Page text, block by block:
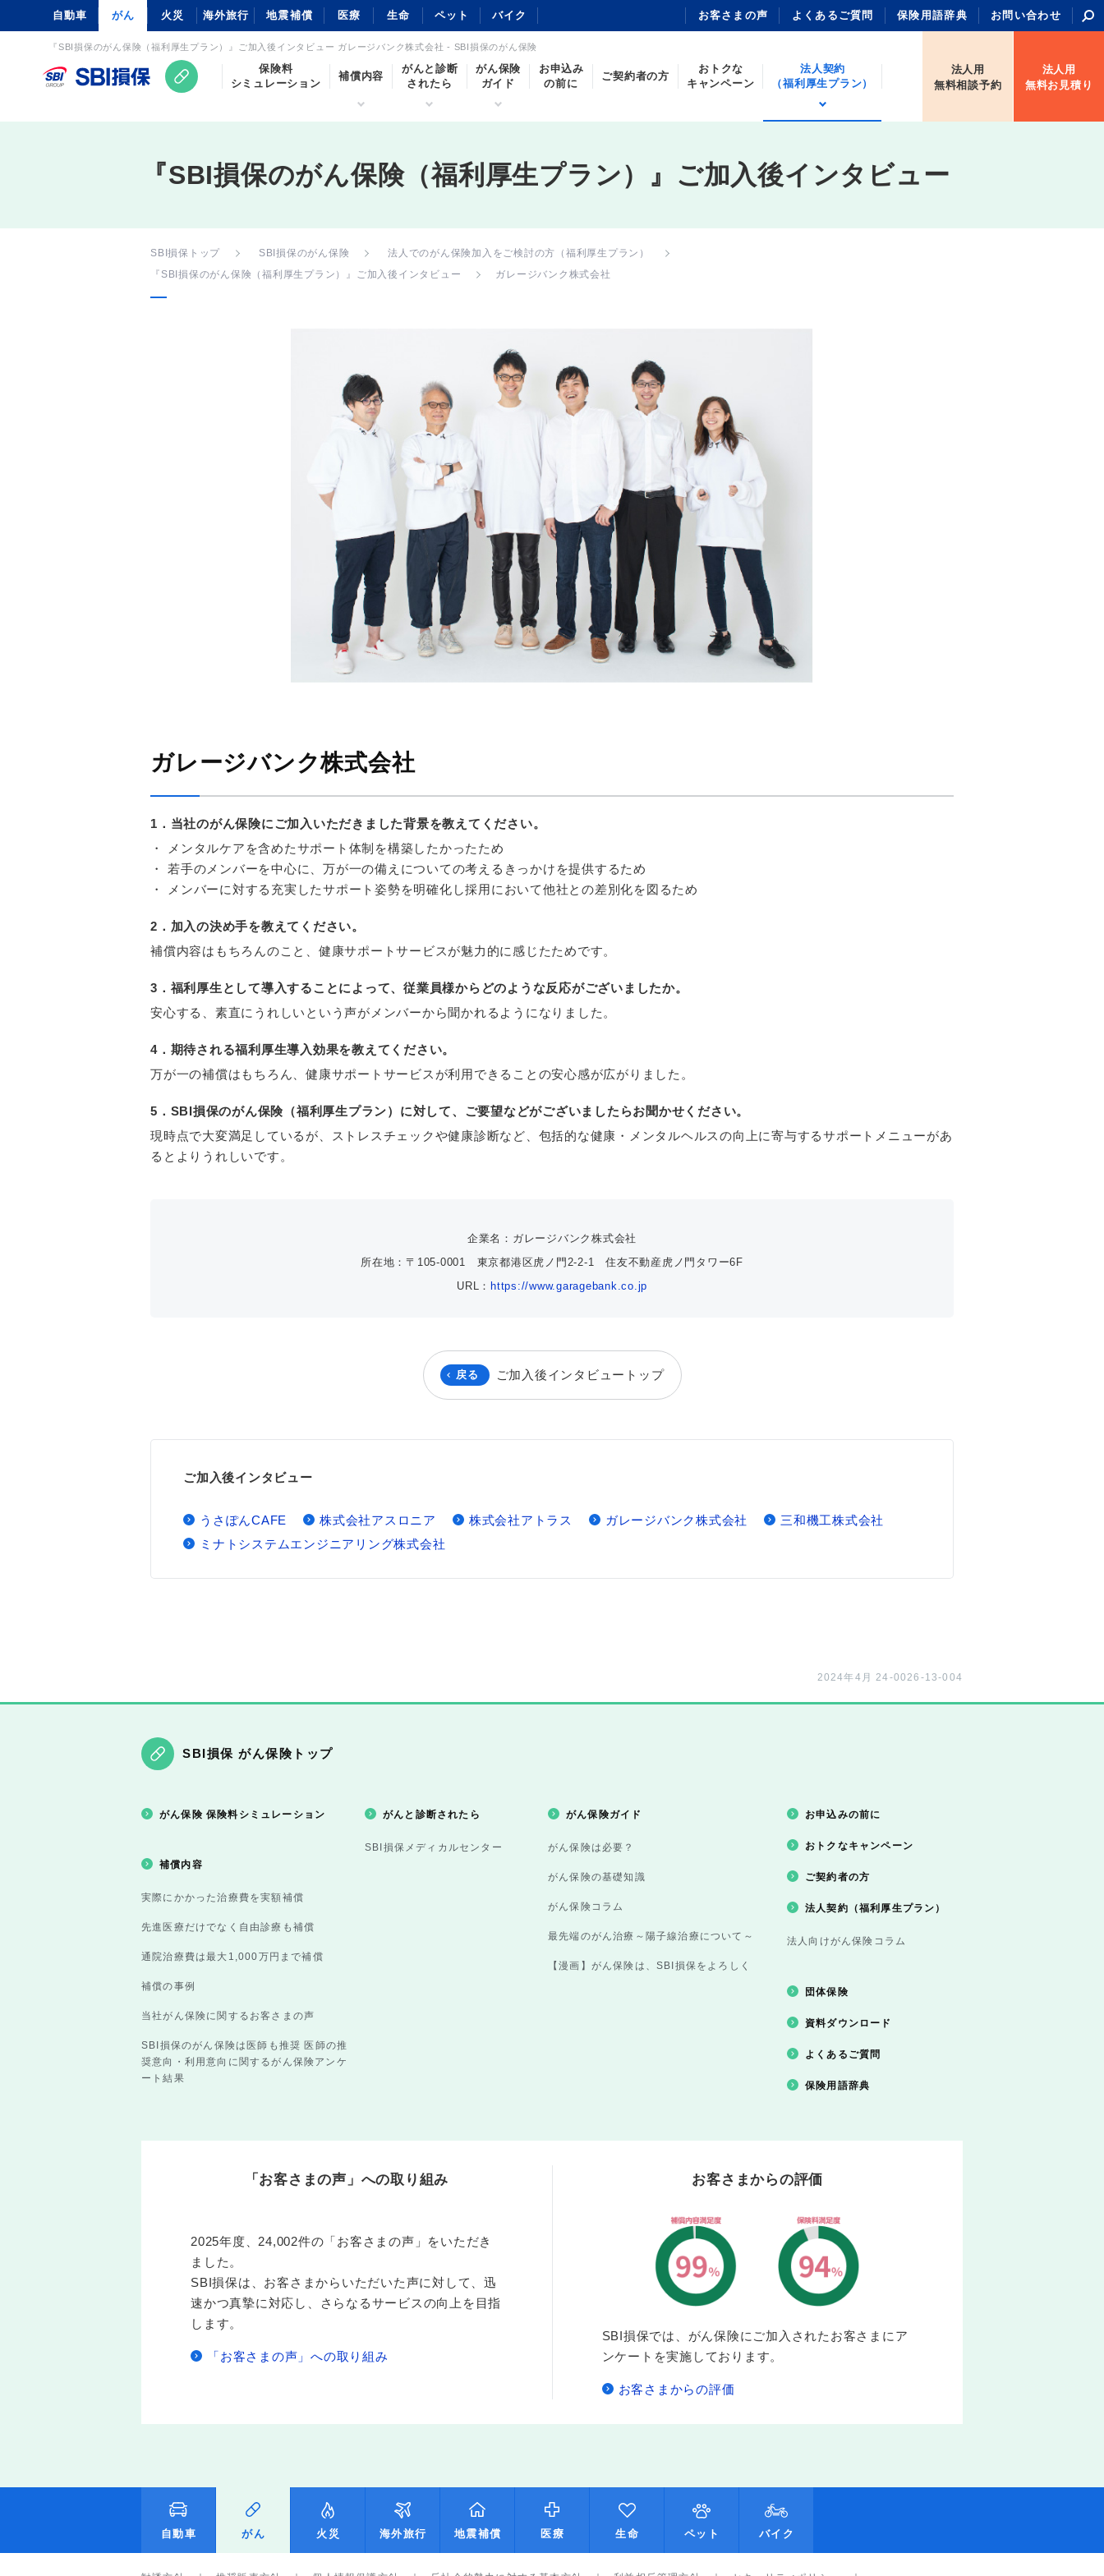
自動車 がん 火災 海外旅行 地震補償 医療 生命 ペット バイク お客さまの声 よくあるご質問 保険用語辞典 お問い合わせ
『SBI損保のがん保険（福利厚生プラン）』ご加入後インタビュー ガレージバンク株式会社 - SBI損保のがん保険
保険料
シミュレーション
補償内容
がんと診断
されたら
がん保険
ガイド
お申込み
の前に
ご契約者の方
おトクな
キャンペーン
法人契約
（福利厚生プラン）
法人用
無料相談予約
法人用
無料お見積り
『SBI損保のがん保険（福利厚生プラン）』ご加入後インタビュー
SBI損保トップ SBI損保のがん保険
法人でのがん保険加入をご検討の方（福利厚生プラン）
『SBI損保のがん保険（福利厚生プラン）』ご加入後インタビュー
ガレージバンク株式会社
ガレージバンク株式会社
1．当社のがん保険にご加入いただきました背景を教えてください。
・
メンタルケアを含めたサポート体制を構築したかったため
・
若手のメンバーを中心に、万が一の備えについての考えるきっかけを提供するため
・
メンバーに対する充実したサポート姿勢を明確化し採用において他社との差別化を図るため
2．加入の決め手を教えてください。
補償内容はもちろんのこと、健康サポートサービスが魅力的に感じたためです。
3．福利厚生として導入することによって、従業員様からどのような反応がございましたか。
安心する、素直にうれしいという声がメンバーから聞かれるようになりました。
4．期待される福利厚生導入効果を教えてください。
万が一の補償はもちろん、健康サポートサービスが利用できることの安心感が広がりました。
5．SBI損保のがん保険（福利厚生プラン）に対して、ご要望などがございましたらお聞かせください。
現時点で大変満足しているが、ストレスチェックや健康診断など、包括的な健康・メンタルヘルスの向上に寄与するサポートメニューがあ
るとよりうれしいです。
企業名：ガレージバンク株式会社
所在地：〒105-0001 東京都港区虎ノ門2-2-1 住友不動産虎ノ門タワー6F
URL： https://www.garagebank.co.jp
戻る ご加入後インタビュートップ
ご加入後インタビュー
うさぽんCAFE 株式会社アスロニア 株式会社アトラス ガレージバンク株式会社
三和機工株式会社
ミナトシステムエンジニアリング株式会社
2024年4月 24-0026-13-004
SBI損保 がん保険トップ
がん保険 保険料シミュレーション
補償内容
実際にかかった治療費を実額補償
先進医療だけでなく自由診療も補償
通院治療費は最大1,000万円まで補償
補償の事例
当社がん保険に関するお客さまの声
SBI損保のがん保険は医師も推奨 医師の推
奨意向・利用意向に関するがん保険アンケ
ート結果
がんと診断されたら
SBI損保メディカルセンター
がん保険ガイド
がん保険は必要？
がん保険の基礎知識
がん保険コラム
最先端のがん治療～陽子線治療について～
【漫画】がん保険は、SBI損保をよろしく
お申込みの前に
おトクなキャンペーン
ご契約者の方
法人契約（福利厚生プラン）
法人向けがん保険コラム
団体保険
資料ダウンロード
よくあるご質問
保険用語辞典
「お客さまの声」への取り組み
2025年度、24,002件の「お客さまの声」をいただき
ました。
SBI損保は、お客さまからいただいた声に対して、迅
速かつ真摯に対応し、さらなるサービスの向上を目指
します。
「お客さまの声」への取り組み
お客さまからの評価
SBI損保では、がん保険にご加入されたお客さまにア
ンケートを実施しております。
お客さまからの評価
自動車 がん 火災 海外旅行 地震補償 医療 生命 ペット バイク